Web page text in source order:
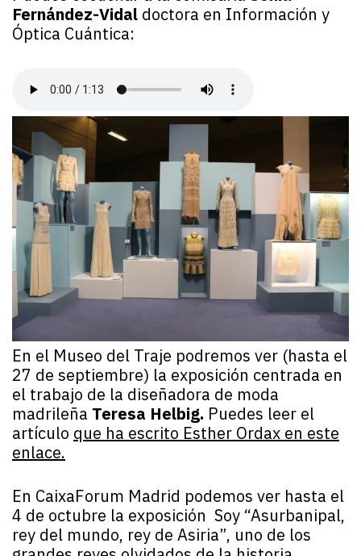
Fernández-Vidal doctora en Información y
Óptica Cuántica:
En el Museo del Traje podremos ver (hasta el
27 de septiembre) la exposición centrada en
el trabajo de la diseñadora de moda
madrileña Teresa Helbig. Puedes leer el
artículo que ha escrito Esther Ordax en este
enlace.
En CaixaForum Madrid podemos ver hasta el
4 de octubre la exposición Soy “Asurbanipal,
rey del mundo, rey de Asiria”, uno de los